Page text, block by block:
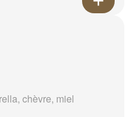
chèvre, miel